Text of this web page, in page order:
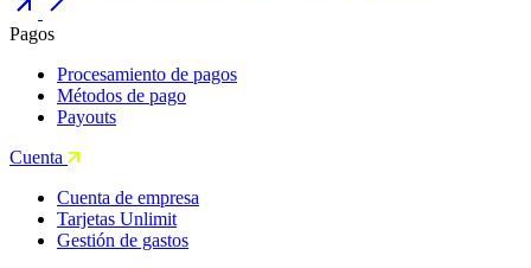
Pagos
Procesamiento de pagos
Métodos de pago
Payouts
Cuenta
Cuenta de empresa
Tarjetas Unlimit
Gestión de gastos